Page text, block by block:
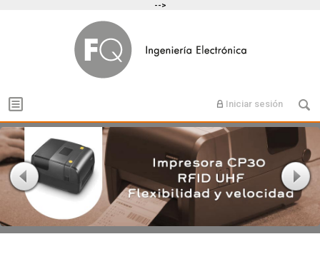
-->
Iniciar sesión